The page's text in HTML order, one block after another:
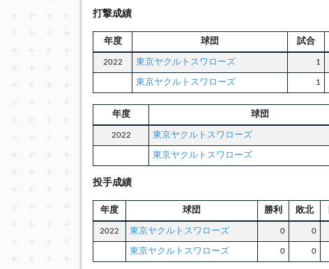
打撃成績
年度 球団 試合
2022 東京ヤクルトスワローズ 1
東京ヤクルトスワローズ 1
年度 球団
2022 東京ヤクルトスワローズ
東京ヤクルトスワローズ
投手成績
年度 球団 勝利 敗北
2022 東京ヤクルトスワローズ 0 0
東京ヤクルトスワローズ 0 0